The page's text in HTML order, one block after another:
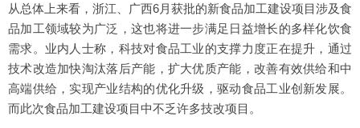
从总体上来看，浙江、广西6月获批的新食品加工建设项目涉及食
品加工领域较为广泛，这也将进一步满足日益增长的多样化饮食
需求。业内人士称，科技对食品工业的支撑力度正在提升，通过
技术改造加快淘汰落后产能，扩大优质产能，改善有效供给和中
高端供给，实现产业结构的优化升级，驱动食品工业创新发展。
而此次食品加工建设项目中不乏许多技改项目。